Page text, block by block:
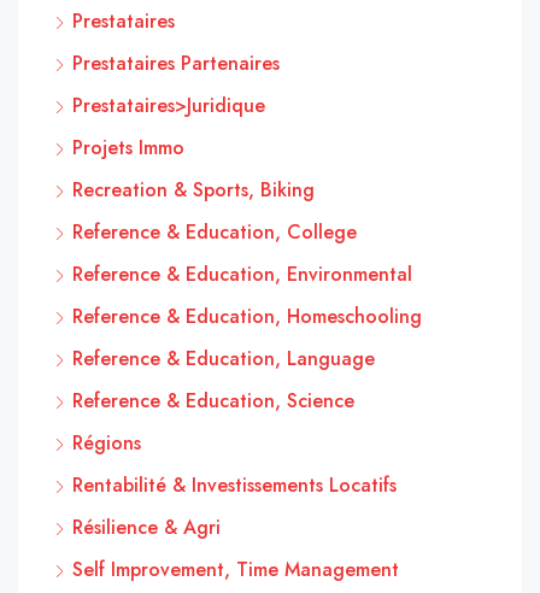
Prestataires
Prestataires Partenaires
Prestataires>Juridique
Projets Immo
Recreation & Sports, Biking
Reference & Education, College
Reference & Education, Environmental
Reference & Education, Homeschooling
Reference & Education, Language
Reference & Education, Science
Régions
Rentabilité & Investissements Locatifs
Résilience & Agri
Self Improvement, Time Management